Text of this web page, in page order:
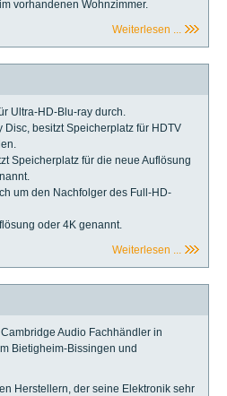
vorhandenen Wohnzimmer.
Weiterlesen ...
Ultra-HD-Blu-ray durch.
Disc, besitzt Speicherplatz für HDTV
Speicherplatz für die neue Auflösung
um den Nachfolger des Full-HD-
oder 4K genannt.
Weiterlesen ...
Audio Fachhändler in
Bietigheim-Bissingen und
Herstellern, der seine Elektronik sehr